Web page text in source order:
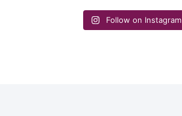
Follow on Instagram